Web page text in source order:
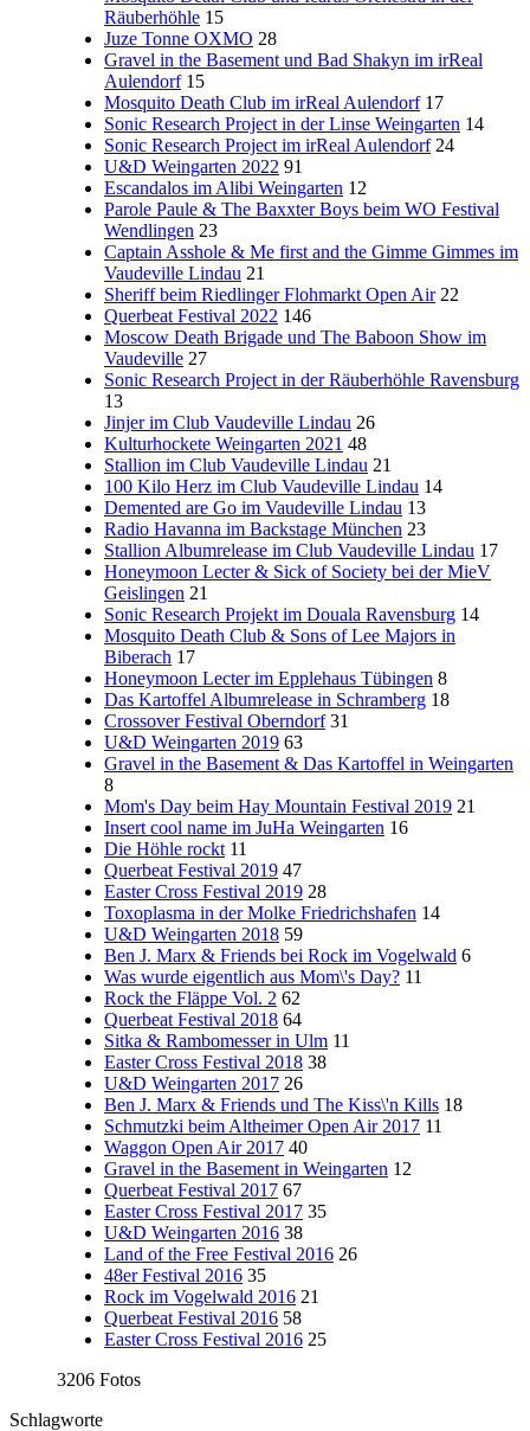
Räuberhöhle 15
Juze Tonne OXMO 28
Gravel in the Basement und Bad Shakyn im irReal
Aulendorf 15
Mosquito Death Club im irReal Aulendorf 17
Sonic Research Project in der Linse Weingarten 14
Sonic Research Project im irReal Aulendorf 24
U&D Weingarten 2022 91
Escandalos im Alibi Weingarten 12
Parole Paule & The Baxxter Boys beim WO Festival
Wendlingen 23
Captain Asshole & Me first and the Gimme Gimmes im
Vaudeville Lindau 21
Sheriff beim Riedlinger Flohmarkt Open Air 22
Querbeat Festival 2022 146
Moscow Death Brigade und The Baboon Show im
Vaudeville 27
Sonic Research Project in der Räuberhöhle Ravensburg
13
Jinjer im Club Vaudeville Lindau 26
Kulturhockete Weingarten 2021 48
Stallion im Club Vaudeville Lindau 21
100 Kilo Herz im Club Vaudeville Lindau 14
Demented are Go im Vaudeville Lindau 13
Radio Havanna im Backstage München 23
Stallion Albumrelease im Club Vaudeville Lindau 17
Honeymoon Lecter & Sick of Society bei der MieV
Geislingen 21
Sonic Research Projekt im Douala Ravensburg 14
Mosquito Death Club & Sons of Lee Majors in
Biberach 17
Honeymoon Lecter im Epplehaus Tübingen 8
Das Kartoffel Albumrelease in Schramberg 18
Crossover Festival Oberndorf 31
U&D Weingarten 2019 63
Gravel in the Basement & Das Kartoffel in Weingarten
8
Mom's Day beim Hay Mountain Festival 2019 21
Insert cool name im JuHa Weingarten 16
Die Höhle rockt 11
Querbeat Festival 2019 47
Easter Cross Festival 2019 28
Toxoplasma in der Molke Friedrichshafen 14
U&D Weingarten 2018 59
Ben J. Marx & Friends bei Rock im Vogelwald 6
Was wurde eigentlich aus Mom\'s Day? 11
Rock the Fläppe Vol. 2 62
Querbeat Festival 2018 64
Sitka & Rambomesser in Ulm 11
Easter Cross Festival 2018 38
U&D Weingarten 2017 26
Ben J. Marx & Friends und The Kiss\'n Kills 18
Schmutzki beim Altheimer Open Air 2017 11
Waggon Open Air 2017 40
Gravel in the Basement in Weingarten 12
Querbeat Festival 2017 67
Easter Cross Festival 2017 35
U&D Weingarten 2016 38
Land of the Free Festival 2016 26
48er Festival 2016 35
Rock im Vogelwald 2016 21
Querbeat Festival 2016 58
Easter Cross Festival 2016 25
3206 Fotos
Schlagworte